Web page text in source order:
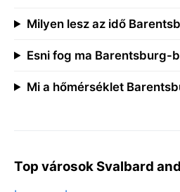
Milyen lesz az idő
Esni fog ma Barentsburg-
Mi a hőmérséklet
Top városok Svalbard